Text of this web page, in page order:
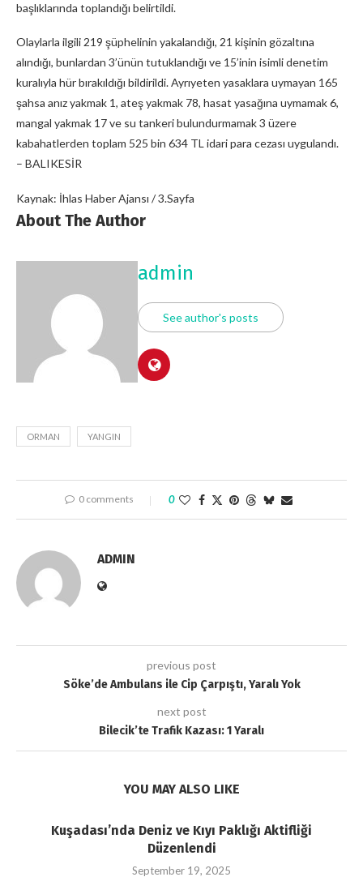
başlıklarında toplandığı belirtildi.
Olaylarla ilgili 219 şüphelinin yakalandığı, 21 kişinin gözaltına
alındığı, bunlardan 3’ünün tutuklandığı ve 15’inin isimli denetim
kuralıyla hür bırakıldığı bildirildi. Ayrıyeten yasaklara uymayan 165
şahsa anız yakmak 1, ateş yakmak 78, hasat yasağına uymamak 6,
mangal yakmak 17 ve su tankeri bulundurmamak 3 üzere
kabahatlerden toplam 525 bin 634 TL idari para cezası uygulandı.
– BALIKESİR
Kaynak: İhlas Haber Ajansı / 3.Sayfa
About The Author
admin
See author's posts
ORMAN YANGIN
0 comments 0
ADMIN
previous post
Söke’de Ambulans ile Cip Çarpıştı, Yaralı Yok
next post
Bilecik’te Trafik Kazası: 1 Yaralı
YOU MAY ALSO LIKE
Kuşadası’nda Deniz ve Kıyı Paklığı Aktifliği
Düzenlendi
September 19, 2025